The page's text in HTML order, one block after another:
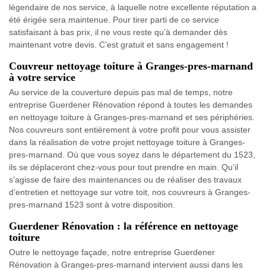
légendaire de nos service, à laquelle notre excellente réputation a
été érigée sera maintenue. Pour tirer parti de ce service
satisfaisant à bas prix, il ne vous reste qu’à demander dès
maintenant votre devis. C’est gratuit et sans engagement !
Couvreur nettoyage toiture à Granges-pres-marnand
à votre service
Au service de la couverture depuis pas mal de temps, notre
entreprise Guerdener Rénovation répond à toutes les demandes
en nettoyage toiture à Granges-pres-marnand et ses périphéries.
Nos couvreurs sont entièrement à votre profit pour vous assister
dans la réalisation de votre projet nettoyage toiture à Granges-
pres-marnand. Où que vous soyez dans le département du 1523,
ils se déplaceront chez-vous pour tout prendre en main. Qu’il
s’agisse de faire des maintenances ou de réaliser des travaux
d’entretien et nettoyage sur votre toit, nos couvreurs à Granges-
pres-marnand 1523 sont à votre disposition.
Guerdener Rénovation : la référence en nettoyage
toiture
Outre le nettoyage façade, notre entreprise Guerdener
Rénovation à Granges-pres-marnand intervient aussi dans les